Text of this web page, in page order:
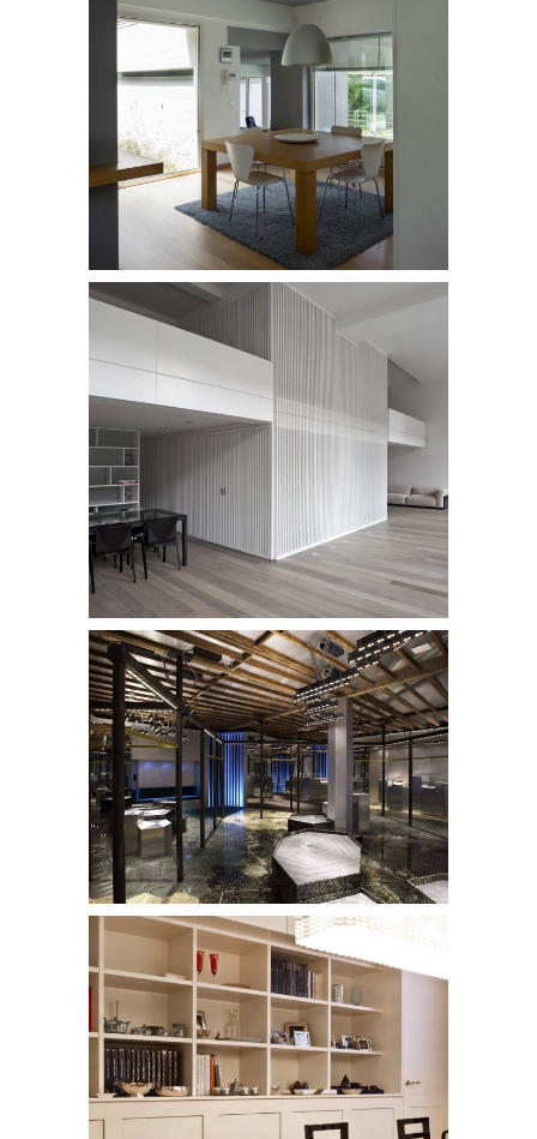
Appartamento Casale Monferrato
prog.1
/APPARTAMENTI
Appartamento New York
Negozio a Los Angeles
/ NEGOZI
Appartamento Milano prog.5
/APPARTAMENTI